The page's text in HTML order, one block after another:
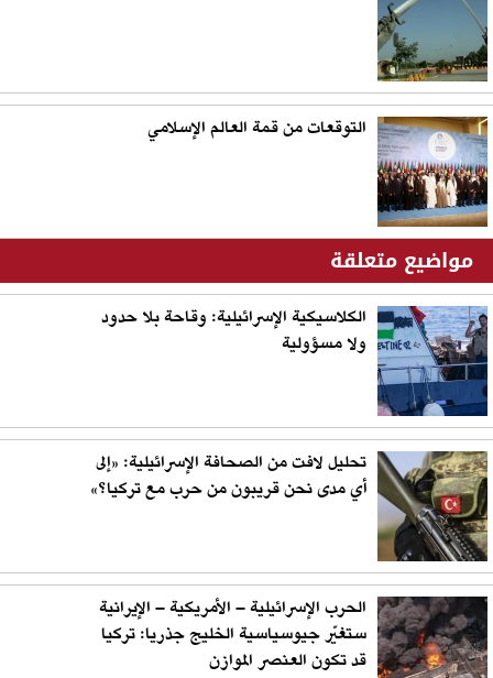
التوقعات من قمة العالم الإسلامي
مواضيع متعلقة
الكلاسيكية الإسرائيلية: وقاحة بلا حدود
ولا مسؤولية
تحليل لافت من الصحافة الإسرائيلية: «إلى
أي مدى نحن قريبون من حرب مع تركيا؟»
الحرب الإسرائيلية – الأمريكية – الإيرانية
ستغيّر جيوسياسية الخليج جذريا: تركيا
قد تكون العنصر الموازن